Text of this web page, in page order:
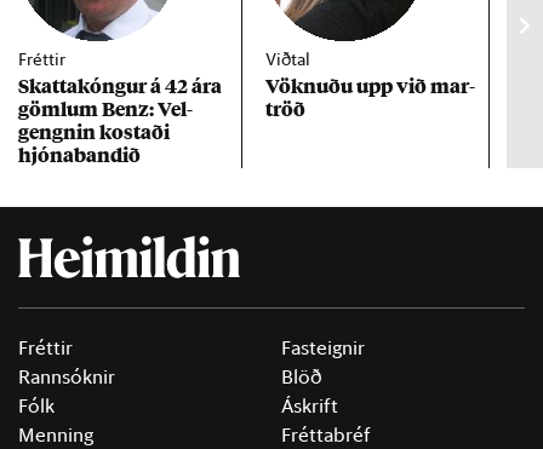
Fréttir
Skattakóng­ur á 42 ára
göml­um Benz: Vel­
gengn­in kostaði
hjóna­band­ið
Viðtal
Vökn­uðu upp við mar­
tröð
Fréttir
Rannsóknir
Fólk
Menning
Fasteignir
Blöð
Áskrift
Fréttabréf